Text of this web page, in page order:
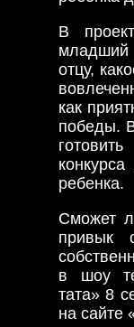
В
отцу,
как
победы.
ребенка.
Сможет
привык
в шоу
тата» 8
на сайте